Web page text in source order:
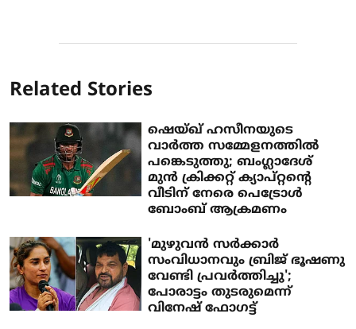
Related Stories
ഷെയ്ഖ് ഹസീനയുടെ
വാര്‍ത്ത സമ്മേളനത്തില്‍
പങ്കെടുത്തു; ബംഗ്ലാദേശ്
മുന്‍ ക്രിക്കറ്റ് ക്യാപ്റ്റന്റെ
വീടിന് നേരെ പെട്രോള്‍
ബോംബ് ആക്രമണം
'മുഴുവന്‍ സര്‍ക്കാര്‍
സംവിധാനവും ബ്രിജ് ഭൂഷണു
വേണ്ടി പ്രവര്‍ത്തിച്ചു';
പോരാട്ടം തുടരുമെന്ന്
വിനേഷ് ഫോഗട്ട്